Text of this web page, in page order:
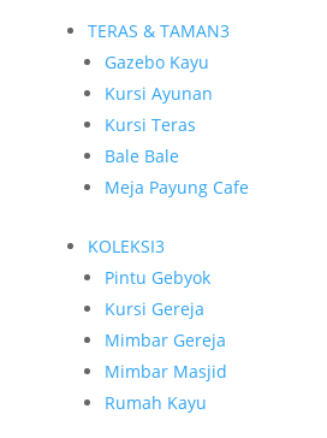
TERAS & TAMAN3
Gazebo Kayu
Kursi Ayunan
Kursi Teras
Bale Bale
Meja Payung Cafe
KOLEKSI3
Pintu Gebyok
Kursi Gereja
Mimbar Gereja
Mimbar Masjid
Rumah Kayu